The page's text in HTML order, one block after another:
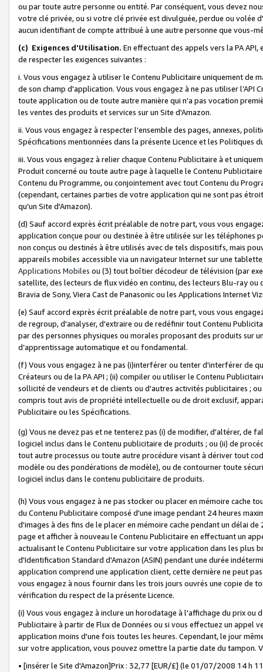
ou par toute autre personne ou entité. Par conséquent, vous devez
votre clé privée, ou si votre clé privée est divulguée, perdue ou volée
aucun identifiant de compte attribué à une autre personne que vous-
(c) Exigences d'Utilisation. En effectuant des appels vers la PA
de respecter les exigences suivantes :
i. Vous vous engagez à utiliser le Contenu Publicitaire uniquement de
de son champ d'application. Vous vous engagez à ne pas utiliser l’API
toute application ou de toute autre manière qui n'a pas vocation
les ventes des produits et services sur un Site d'Amazon.
ii. Vous vous engagez à respecter l'ensemble des pages, annexes,
Spécifications mentionnées dans la présente Licence et les Politiques
iii. Vous vous engagez à relier chaque Contenu Publicitaire à et
Produit concerné ou toute autre page à laquelle le Contenu
Contenu du Programme, ou conjointement avec tout Contenu du
(cependant, certaines parties de votre application qui ne sont pas
qu'un Site d'Amazon).
(d) Sauf accord exprès écrit préalable de notre part, vous vous
application conçue pour ou destinée à être utilisée sur les téléphones
non conçus ou destinés à être utilisés avec de tels dispositifs, mais
appareils mobiles accessible via un navigateur Internet sur une
Applications Mobiles ou (3) tout boîtier décodeur de télévision (par
satellite, des lecteurs de flux vidéo en continu, des lecteurs Blu-ray
Bravia de Sony, Viera Cast de Panasonic ou les Applications Internet
(e) Sauf accord exprès écrit préalable de notre part, vous vous
de regroup, d'analyser, d'extraire ou de redéfinir tout Contenu
par des personnes physiques ou morales proposant des produits sur
d’apprentissage automatique et ou fondamental.
(f) Vous vous engagez à ne pas (i)interférer ou tenter d'interférer de
Créateurs ou de la PA API ; (ii) compiler ou utiliser le Contenu
sollicité de vendeurs et de clients ou d'autres activités publicitaires ;
compris tout avis de propriété intellectuelle ou de droit exclusif,
Publicitaire ou les Spécifications.
(g) Vous ne devez pas et ne tenterez pas (i) de modifier, d'altérer, de
logiciel inclus dans le Contenu publicitaire de produits ; ou (ii) de
tout autre processus ou toute autre procédure visant à dériver tout
modèle ou des pondérations de modèle), ou de contourner toute
logiciel inclus dans le contenu publicitaire de produits.
(h) Vous vous engagez à ne pas stocker ou placer en mémoire cache
du Contenu Publicitaire composé d'une image pendant 24 heures
d'images à des fins de le placer en mémoire cache pendant un délai
page et afficher à nouveau le Contenu Publicitaire en effectuant un
actualisant le Contenu Publicitaire sur votre application dans les plus
d'Identification Standard d'Amazon (ASIN) pendant une durée
application comprend une application client, cette dernière ne peut
vous engagez à nous fournir dans les trois jours ouvrés une copie de
vérification du respect de la présente Licence.
(i) Vous vous engagez à inclure un horodatage à l'affichage du prix
Publicitaire à partir de Flux de Données ou si vous effectuez un appel
application moins d'une fois toutes les heures. Cependant, le jour
sur votre application, vous pouvez omettre la partie date du tampon.
• [insérer le Site d'Amazon]Prix : 32,77 [EUR/£] (le 01/07/2008 14 h